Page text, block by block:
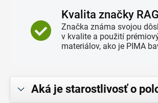
Kvalita značky
Značka známa svojou
v kvalite a použití
materiálov, ako je PIMA
Aká je starostlivosť o